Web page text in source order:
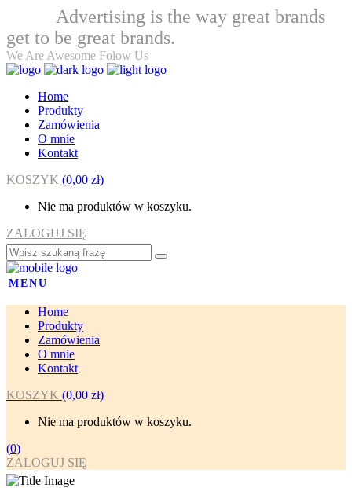
Advertising is the way great brands
get to be great brands.
We Are Awesome Folow Us
Home
Produkty
Zamówienia
O mnie
Kontakt
KOSZYK (0,00 zł)
Nie ma produktów w koszyku.
ZALOGUJ SIĘ
MENU
Home
Produkty
Zamówienia
O mnie
Kontakt
KOSZYK (0,00 zł)
Nie ma produktów w koszyku.
(0)
ZALOGUJ SIĘ